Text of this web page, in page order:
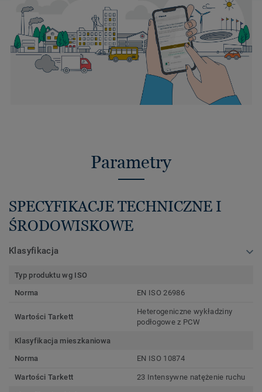
Parametry
SPECYFIKACJE TECHNICZNE I
ŚRODOWISKOWE
Klasyfikacja
Typ produktu wg ISO
Norma
EN ISO 26986
Wartości Tarkett
Heterogeniczne wykładziny
podłogowe z PCW
Klasyfikacja mieszkaniowa
Norma
EN ISO 10874
Wartości Tarkett 23 Intensywne natężenie ruchu